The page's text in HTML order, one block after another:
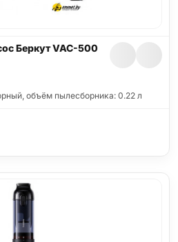
Беркут VAC-500
объём пылесборника: 0.22 л